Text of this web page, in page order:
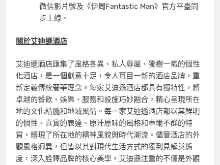
微信影片號及《伊周Fantastic Man》官方平臺同
步上線。
關於艾迪遜酒店
艾迪遜酒店匯集了風格各異、私人專屬、獨樹一幟的個性
化酒店，是一個創意十足，令人耳目一新的酒店品牌，重
新定義傳統奢華理念。每家艾迪遜酒店都具有獨特性，將
卓越的餐飲、娛樂、服務和設施巧妙融合，精心呈現所在
地的文化精髓和地域風情。每一家艾迪遜酒店都以其鮮明
的個性、真實的表達、原汁原味的風格和卓爾不群的特
質，體現了所在地的精神風貌與時代潮流。儘管酒店的外
觀風格迥異，但皆以其對現代生活方式的獨到見解與態
度，深入詮釋品牌的核心美學。艾迪遜注重的不僅是外觀